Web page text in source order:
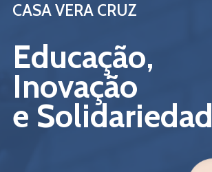
Projetos
Notícias
Documentos
Inscrições
CASA VERA CRUZ
Educação,
Inovação
e